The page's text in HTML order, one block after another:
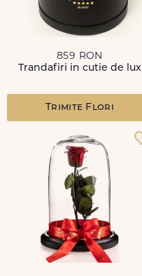
859 RON
Trandafiri in cutie de lux
Trimite Flori